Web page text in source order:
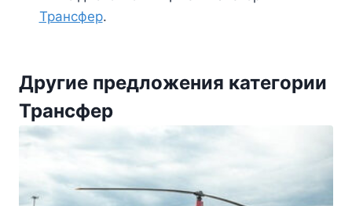
Трансфер.
Другие предложения категории
Трансфер